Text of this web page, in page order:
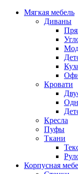
Мягкая мебель
Диваны
Кровати
Кресла
Пуфы
Ткани
Корпусная